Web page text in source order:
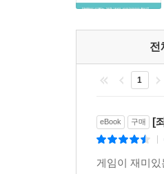
“삶의 전투력을 키
위대한 스토아 철
고대 스토아 철
비교함으로써 지
전
1
eBook 구매 [
게임이 재미